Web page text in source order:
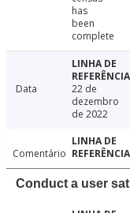
has
been
complete
Data
22 de
dezembro
de 2022
Comentário
Conduct a user